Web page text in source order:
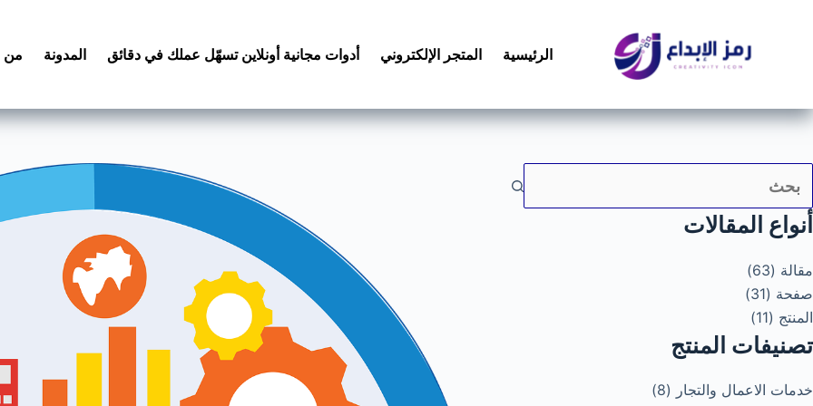
الرئيسية المتجر الإلكتروني أدوات مجانية أونلاين تسهّل عملك في دقائق المدونة من
لا
توجد
نتائج
أنواع المقالات
مقالة (63)
صفحة (31)
المنتج (11)
تصنيفات المنتج
خدمات الاعمال والتجار (8)